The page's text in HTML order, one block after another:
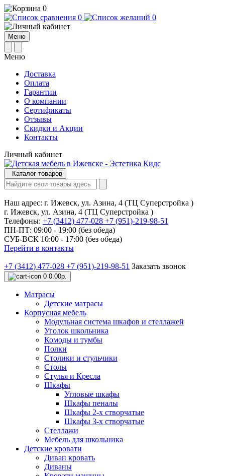
0
0
0
Меню
Меню
Доставка
Оплата
Гарантии
О компании
Сертификаты
Отзывы
Cкидки и Акции
Контакты
Личный кабинет
Каталог товаров
Наш адрес: г. Ижевск, ул. Азина, 4 (ТЦ Суперстройка )
г. Ижевск, ул. Азина, 4 (ТЦ Суперстройка )
Телефоны: +7 (3412) 477-028 +7 (951)-219-98-51
ПН-ПТ: 09:00 - 19:00 (без обеда)
СУБ-ВСК 10:00 - 17:00 (без обеда)
Перейти в контакты
+7 (3412) 477-028 +7 (951)-219-98-51 Заказать звонок
0 0.00р.
Матрасы
Детские матрасы
Корпусная мебель
Модульная система шкафов и стеллажей
Уголок школьника
Комоды и тумбы
Полки
Столики и стульчики
Столы
Стулья и Кресла
Шкафы
Угловые шкафы
Шкафы пеналы
Шкафы 2-х створчатые
Шкафы 3-х створчатые
Стеллажи
Мебель для школьника
Детские кровати
Диван кровать
Диваны